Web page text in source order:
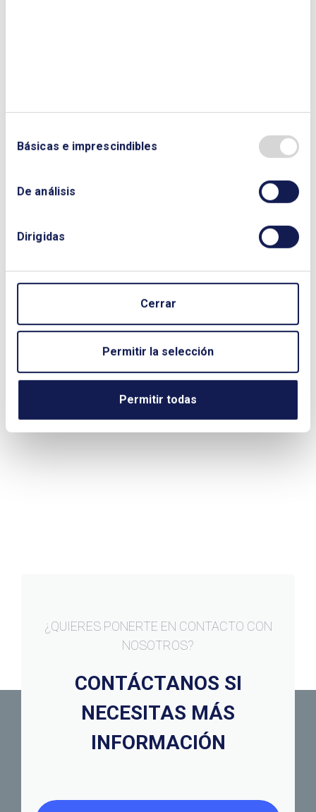
Básicas e imprescindibles
De análisis
Dirigidas
Cerrar
Permitir la selección
Permitir todas
EMPRESA:
TELÉFONO:
Enviar
¿QUIERES PONERTE EN CONTACTO CON
NOSOTROS?
CONTÁCTANOS SI
NECESITAS MÁS
INFORMACIÓN